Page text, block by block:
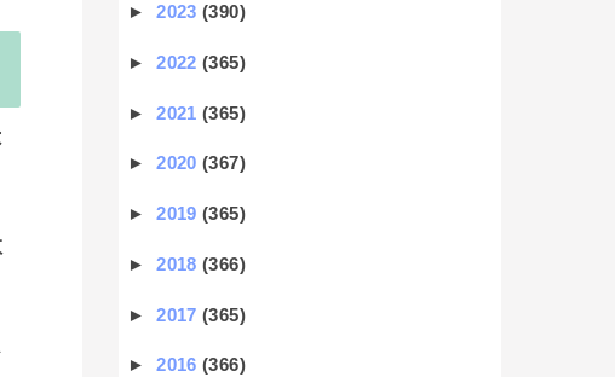
►2023(390)
►2022(365)
►2021(365)
►2020(367)
►2019(365)
►2018(366)
►2017(365)
►2016(366)